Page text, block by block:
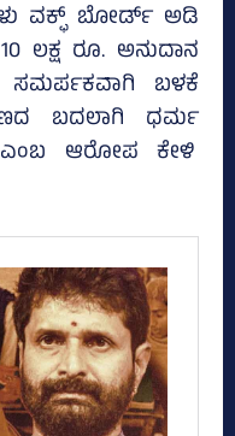
ವಕ್ಫ್‌ ಬೋರ್ಡ್‌ ಅಡಿ
ಲಕ್ಷ ರೂ. ಅನುದಾನ
ಸಮರ್ಪಕವಾಗಿ ಬಳಕೆ
ಬದಲಾಗಿ ಧರ್ಮ
ಆರೋಪ ಕೇಳಿ